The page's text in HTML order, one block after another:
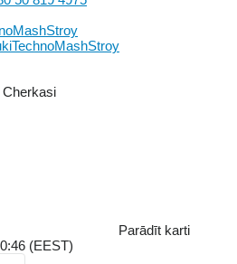
Parādīt karti
(EEST)